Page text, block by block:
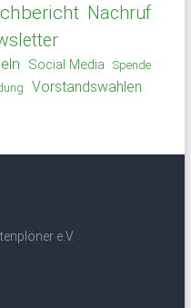
Nachruf
Social Media Spende
Vorstandswahlen
e.V.